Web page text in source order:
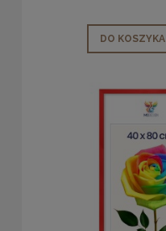
DO KOSZYKA